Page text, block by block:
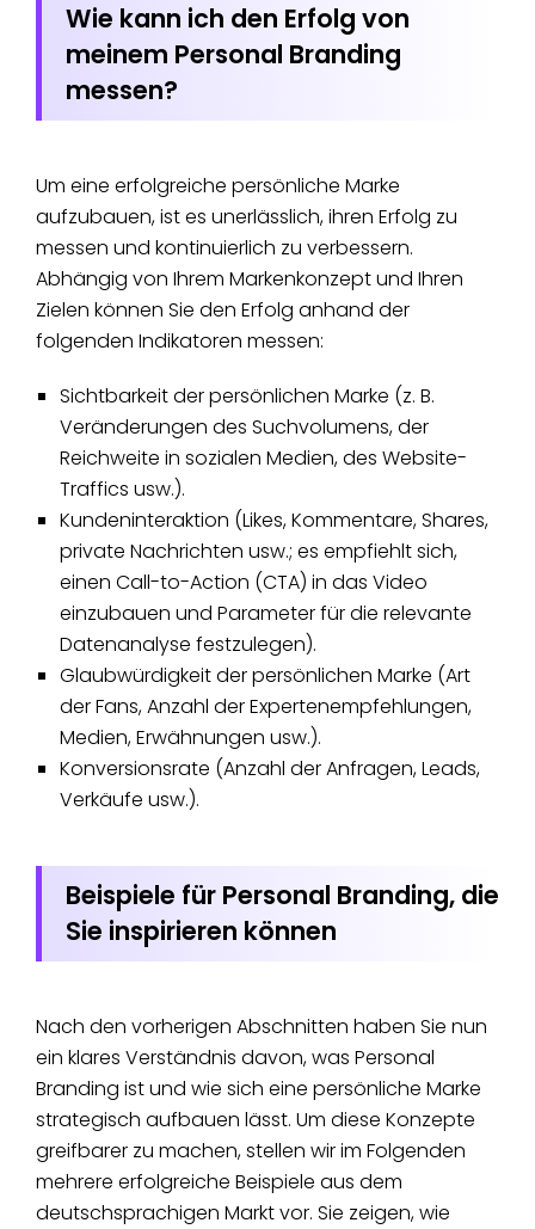
Wie kann ich den Erfolg von
meinem Personal Branding
messen?
Um eine erfolgreiche persönliche Marke
aufzubauen, ist es unerlässlich, ihren Erfolg zu
messen und kontinuierlich zu verbessern.
Abhängig von Ihrem Markenkonzept und Ihren
Zielen können Sie den Erfolg anhand der
folgenden Indikatoren messen:
Sichtbarkeit der persönlichen Marke (z. B.
Veränderungen des Suchvolumens, der
Reichweite in sozialen Medien, des Website-
Traffics usw.).
Kundeninteraktion (Likes, Kommentare, Shares,
private Nachrichten usw.; es empfiehlt sich,
einen Call-to-Action (CTA) in das Video
einzubauen und Parameter für die relevante
Datenanalyse festzulegen).
Glaubwürdigkeit der persönlichen Marke (Art
der Fans, Anzahl der Expertenempfehlungen,
Medien, Erwähnungen usw.).
Konversionsrate (Anzahl der Anfragen, Leads,
Verkäufe usw.).
Beispiele für Personal Branding, die
Sie inspirieren können
Nach den vorherigen Abschnitten haben Sie nun
ein klares Verständnis davon, was Personal
Branding ist und wie sich eine persönliche Marke
strategisch aufbauen lässt. Um diese Konzepte
greifbarer zu machen, stellen wir im Folgenden
mehrere erfolgreiche Beispiele aus dem
deutschsprachigen Markt vor. Sie zeigen, wie